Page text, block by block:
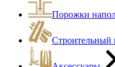
Порожки